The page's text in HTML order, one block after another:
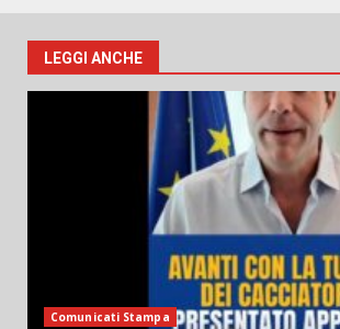
LEGGI ANCHE
Comunicati Stampa